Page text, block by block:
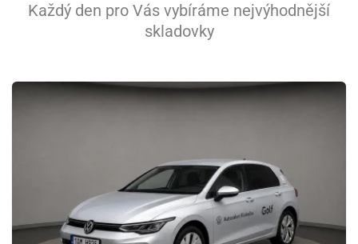
Každý den pro Vás vybíráme nejvýhodnější
skladovky